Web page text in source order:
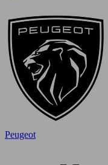
Peugeot